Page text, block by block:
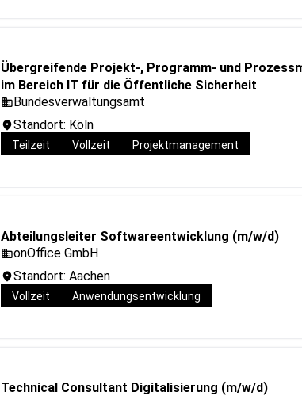
Übergreifende Projekt-, Programm- und
im Bereich IT für die Öffentliche Sicherheit
Bundesverwaltungsamt
Standort: Köln
Teilzeit Vollzeit Projektmanagement
Abteilungsleiter Softwareentwicklung (m/w/d)
onOffice GmbH
Standort: Aachen
Vollzeit Anwendungsentwicklung
Technical Consultant Digitalisierung (m/w/d)